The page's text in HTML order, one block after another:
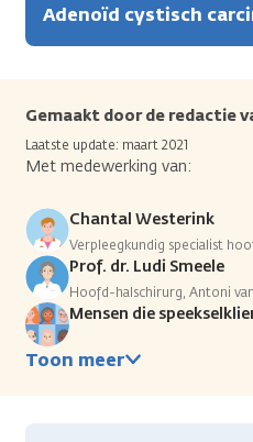
Adenoïd cystisch
Gemaakt door de redactie
Laatste update: maart 2021
Met medewerking van:
Chantal Westerink
Verpleegkundig specialist
Prof. dr. Ludi Smeele
Hoofd-halschirurg, Antoni
Mensen die
Toon meer